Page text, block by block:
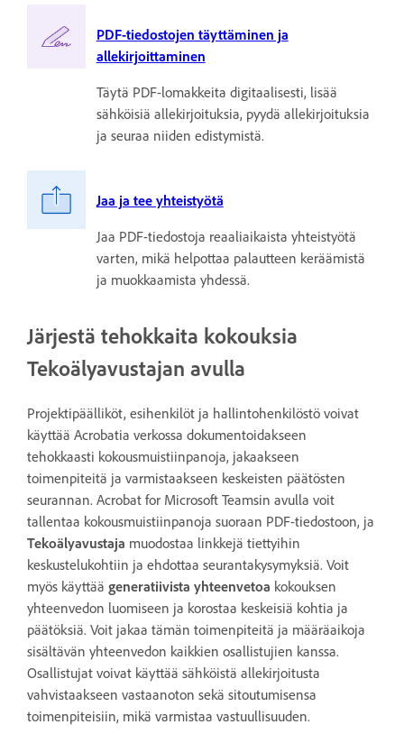
PDF-tiedostojen täyttäminen ja
allekirjoittaminen
Täytä PDF-lomakkeita digitaalisesti, lisää
sähköisiä allekirjoituksia, pyydä allekirjoituksia
ja seuraa niiden edistymistä.
Jaa ja tee yhteistyötä
Jaa PDF-tiedostoja reaaliaikaista yhteistyötä
varten, mikä helpottaa palautteen keräämistä
ja muokkaamista yhdessä.
Järjestä tehokkaita kokouksia
Tekoälyavustajan avulla
Projektipäälliköt, esihenkilöt ja hallintohenkilöstö voivat
käyttää Acrobatia verkossa dokumentoidakseen
tehokkaasti kokousmuistiinpanoja, jakaakseen
toimenpiteitä ja varmistaakseen keskeisten päätösten
seurannan. Acrobat for Microsoft Teamsin avulla voit
tallentaa kokousmuistiinpanoja suoraan PDF-tiedostoon, ja
Tekoälyavustaja muodostaa linkkejä tiettyihin
keskustelukohtiin ja ehdottaa seurantakysymyksiä. Voit
myös käyttää generatiivista yhteenvetoa kokouksen
yhteenvedon luomiseen ja korostaa keskeisiä kohtia ja
päätöksiä. Voit jakaa tämän toimenpiteitä ja määräaikoja
sisältävän yhteenvedon kaikkien osallistujien kanssa.
Osallistujat voivat käyttää sähköistä allekirjoitusta
vahvistaakseen vastaanoton sekä sitoutumisensa
toimenpiteisiin, mikä varmistaa vastuullisuuden.